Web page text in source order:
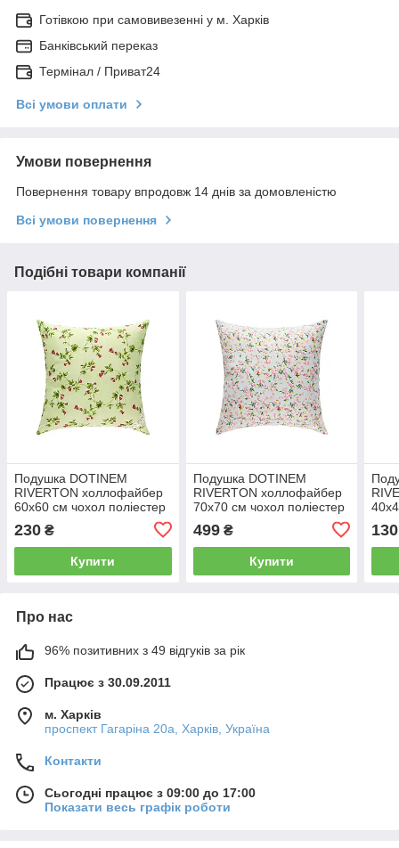
Готівкою при самовивезенні у м. Харків
Банківський переказ
Термінал / Приват24
Всі умови оплати
Умови повернення
Повернення товару впродовж 14 днів за домовленістю
Всі умови повернення
Подібні товари компанії
Подушка DOTINEM
RIVERTON холлофайбер
60х60 см чохол поліестер
230 ₴
Купити
Подушка DOTINEM
RIVERTON холлофайбер
70х70 см чохол поліестер
світло-блакитна (214919-
3)
499₴
Купити
3)
130
Про нас
96% позитивних з 49 відгуків за рік
Працює з 30.09.2011
м. Харків
проспект Гагаріна 20а, Харків, Україна
Контакти
Сьогодні працює з 09:00 до 17:00
Показати весь графік роботи